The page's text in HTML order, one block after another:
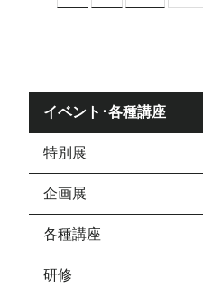
イベント･各種講座
特別展
企画展
各種講座
研修